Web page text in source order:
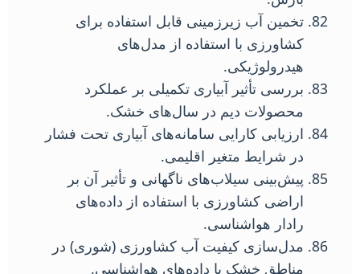
تخمین آب زیرزمینی قابل استفاده برای
کشاورزی با استفاده از مدل‌های
هیدرولوژیکی.
بررسی تأثیر آبیاری تکمیلی بر عملکرد
محصولات دیم در سال‌های خشک.
ارزیابی کارایی سامانه‌های آبیاری تحت فشار
در شرایط متغیر اقلیمی.
پیش‌بینی سیلاب‌های ناگهانی و تأثیر آن بر
اراضی کشاورزی با استفاده از داده‌های
رادار هواشناسی.
مدل‌سازی کیفیت آب کشاورزی (شوری) در
مناطق خشک با داده‌های هواشناسی.